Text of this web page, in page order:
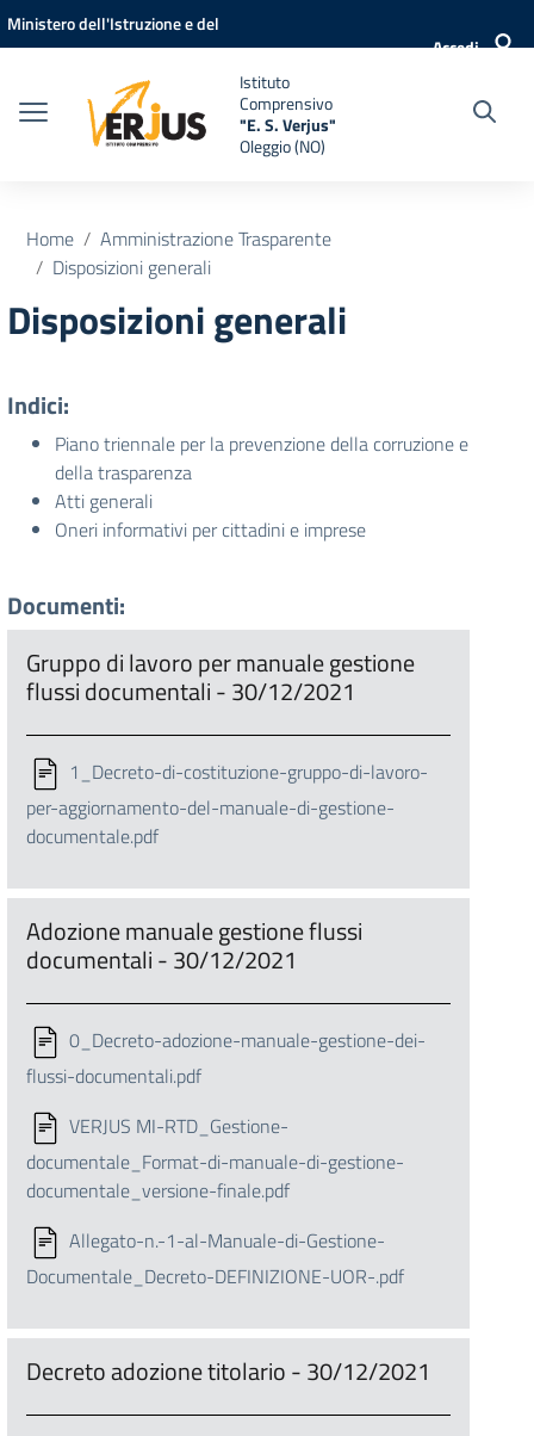
Vai ai contenuti
Vai al menu di navigazione
Vai al footer
Ministero dell'Istruzione e del
Accedi
Istituto
Comprensivo
"E. S. Verjus"
Oleggio (NO)
Home
Amministrazione Trasparente
Disposizioni generali
Disposizioni generali
Indici:
Piano triennale per la prevenzione della corruzione e
della trasparenza
Atti generali
Oneri informativi per cittadini e imprese
Documenti:
Gruppo di lavoro per manuale gestione
flussi documentali - 30/12/2021
1_Decreto-di-costituzione-gruppo-di-lavoro-
per-aggiornamento-del-manuale-di-gestione-
documentale.pdf
Adozione manuale gestione flussi
documentali - 30/12/2021
0_Decreto-adozione-manuale-gestione-dei-
flussi-documentali.pdf
VERJUS MI-RTD_Gestione-
documentale_Format-di-manuale-di-gestione-
documentale_versione-finale.pdf
Allegato-n.-1-al-Manuale-di-Gestione-
Documentale_Decreto-DEFINIZIONE-UOR-.pdf
Decreto adozione titolario - 30/12/2021